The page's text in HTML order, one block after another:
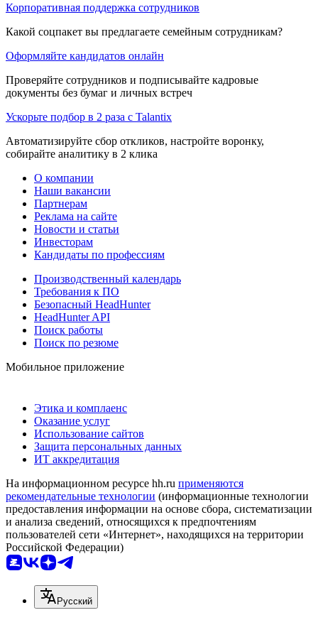
Корпоративная поддержка сотрудников
Какой соцпакет вы предлагаете семейным сотрудникам?
Оформляйте кандидатов онлайн
Проверяйте сотрудников и подписывайте кадровые
документы без бумаг и личных встреч
Ускорьте подбор в 2 раза с Talantix
Автоматизируйте сбор откликов, настройте воронку,
собирайте аналитику в 2 клика
О компании
Наши вакансии
Партнерам
Реклама на сайте
Новости и статьи
Инвесторам
Кандидаты по профессиям
Производственный календарь
Требования к ПО
Безопасный HeadHunter
HeadHunter API
Поиск работы
Поиск по резюме
Мобильное приложение
Этика и комплаенс
Оказание услуг
Использование сайтов
Защита персональных данных
ИТ аккредитация
На информационном ресурсе hh.ru применяются
рекомендательные технологии (информационные технологии
предоставления информации на основе сбора, систематизации
и анализа сведений, относящихся к предпочтениям
пользователей сети «Интернет», находящихся на территории
Российской Федерации)
Русский